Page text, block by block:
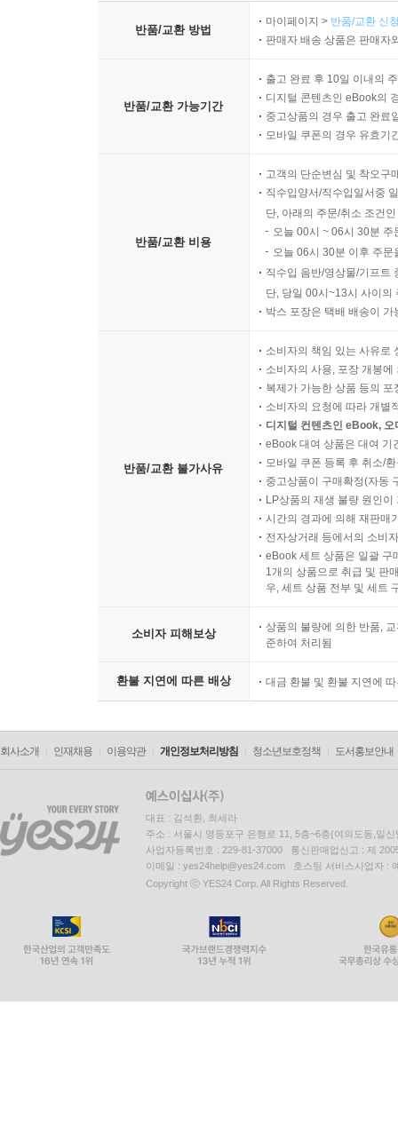
반품/교환 방법
마이페이지 > 반품/교환 신
판매자 배송 상품은 판매자
반품/교환 가능기간
출고 완료 후 10일 이내의
디지털 콘텐츠인 eBook의
중고상품의 경우 출고 완료
모바일 쿠폰의 경우 유효기
반품/교환 비용
고객의 단순변심 및 착오구
직수입양서/직수입일서중
단, 아래의 주문/취소 조건
오늘 00시 ~ 06시 30분
오늘 06시 30분 이후 주
직수입 음반/영상물/기프트
단, 당일 00시~13시 사이의
박스 포장은 택배 배송이
반품/교환 불가사유
소비자의 책임 있는 사유로
소비자의 사용, 포장 개봉
복제가 가능한 상품 등의
소비자의 요청에 따라 개별
디지털 컨텐츠인 eBook,
eBook 대여 상품은 대여 기
모바일 쿠폰 등록 후 취소/
중고상품이 구매확정(자동
LP상품의 재생 불량 원인
시간의 경과에 의해 재판매
전자상거래 등에서의 소비
eBook 세트 상품은 일괄 구
1개의 상품으로 취급 및 판
우, 세트 상품 전부 및 세트
소비자 피해보상
상품의 불량에 의한 반품,
준하여 처리됨
환불 지연에 따른 배상 대금 환불 및 환불 지연에
회사소개 인재채용 이용약관 개인정보처리방침 청소년보호정책 도서홍보안내
대표 : 김석환, 최세라
주소 : 서울시 영등포구 은행로 11, 5층~6층(여의도동,일신
사업자등록번호 : 229-81-37000 통신판매업신고 : 제
이메일 : yes24help@yes24.com 호스팅 서비스사업자 :
Copyright ⓒ YES24 Corp. All Rights Reserved.